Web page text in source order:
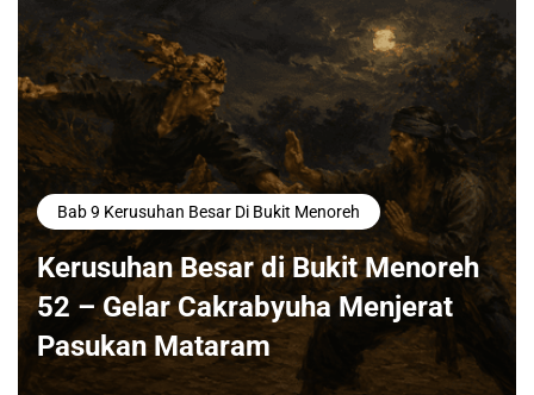
Bab 9 Kerusuhan Besar Di Bukit Menoreh
Kerusuhan Besar di Bukit Menoreh
52 – Gelar Cakrabyuha Menjerat
Pasukan Mataram